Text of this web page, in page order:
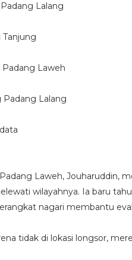
Lalang
Tanjung
Padang Laweh
Padang Lalang
Laweh, Jouharuddin,
wilayahnya. Ia baru
nagari membantu
tidak di lokasi longsor,